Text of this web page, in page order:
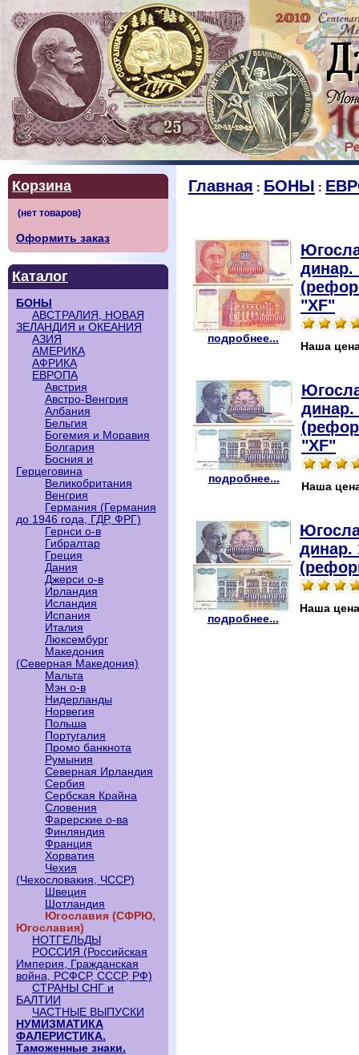
Корзина
Оформить заказ
Каталог
БОНЫ
АВСТРАЛИЯ, НОВАЯ
ЗЕЛАНДИЯ и ОКЕАНИЯ
АЗИЯ
АМЕРИКА
АФРИКА
ЕВРОПА
Австрия
Австро-Венгрия
Албания
Бельгия
Богемия и Моравия
Болгария
Босния и
Герцеговина
Великобритания
Венгрия
Германия (Германия
до 1946 года, ГДР, ФРГ)
Гернси о-в
Гибралтар
Греция
Дания
Джерси о-в
Ирландия
Исландия
Испания
Италия
Люксембург
Македония
(Северная Македония)
Мальта
Мэн о-в
Нидерланды
Норвегия
Польша
Португалия
Промо банкнота
Румыния
Северная Ирландия
Сербия
Сербская Крайна
Словения
Фарерские о-ва
Финляндия
Франция
Хорватия
Чехия
(Чехословакия, ЧССР)
Швеция
Шотландия
Югославия (СФРЮ,
Югославия)
НОТГЕЛЬДЫ
РОССИЯ (Российская
Империя, Гражданская
война, РСФСР, СССР, РФ)
СТРАНЫ СНГ и
БАЛТИИ
ЧАСТНЫЕ ВЫПУСКИ
НУМИЗМАТИКА
ФАЛЕРИСТИКА.
Таможенные знаки.
Главная : БОНЫ :
подробнее...
динар.
"XF"
Наша
подробнее...
динар.
"XF"
Наша
подробнее...
динар.
Наша